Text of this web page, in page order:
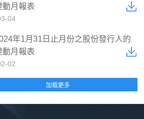
動月報表
04
年1月31日止月份之股份發行人的
動月報表
02